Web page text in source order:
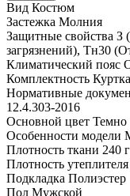
Вид Костюм
Застежка Молния
Защитные свойства З
загрязнений), Тн30
Климатический пояс
Комплектность
Нормативные
12.4.303-2016
Основной цвет Темно
Особенности модели
Плотность ткани 240
Плотность утеплителя
Подкладка Полиэстер
Пол Мужской